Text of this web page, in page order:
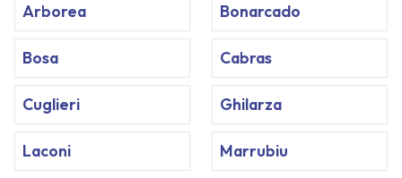
Arborea Bonarcado
Bosa Cabras
Cuglieri Ghilarza
Laconi Marrubiu